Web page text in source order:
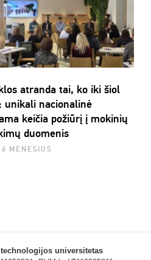
atranda tai, ko iki šiol
unikali nacionalinė
keičia požiūrį į mokinių
duomenis
MĖNESIUS
universitetas